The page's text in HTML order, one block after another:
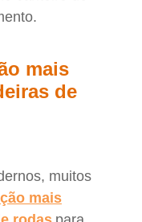
mais
de
muitos
mais